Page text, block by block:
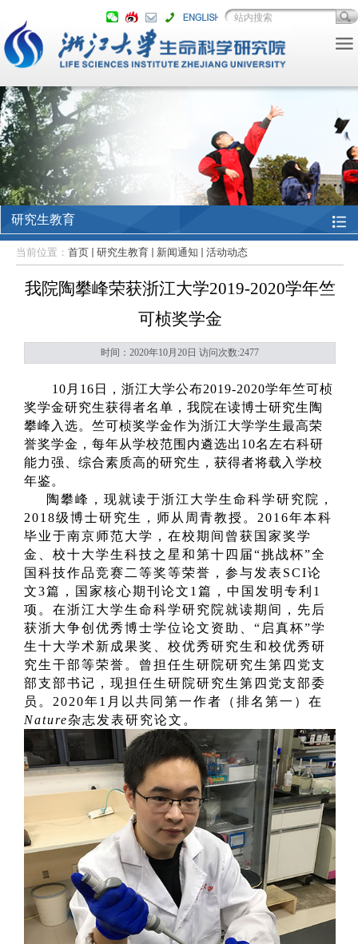
研究生教育
当前位置： 首页 研究生教育 新闻通知 活动动态
我院陶攀峰荣获浙江大学2019-2020学年竺
可桢奖学金
时间：2020年10月20日 访问次数:2477
10月16日，浙江大学公布2019-2020学年竺可桢
奖学金研究生获得者名单，我院在读博士研究生陶
攀峰入选。竺可桢奖学金作为浙江大学学生最高荣
誉奖学金，每年从学校范围内遴选出10名左右科研
能力强、综合素质高的研究生，获得者将载入学校
年鉴。
陶攀峰，现就读于浙江大学生命科学研究院，
2018级博士研究生，师从周青教授。2016年本科
毕业于南京师范大学，在校期间曾获国家奖学
金、校十大学生科技之星和第十四届“挑战杯”全
国科技作品竞赛二等奖等荣誉，参与发表SCI论
文3篇，国家核心期刊论文1篇，中国发明专利1
项。在浙江大学生命科学研究院就读期间，先后
获浙大争创优秀博士学位论文资助、“启真杯”学
生十大学术新成果奖、校优秀研究生和校优秀研
究生干部等荣誉。曾担任生研院研究生第四党支
部支部书记，现担任生研院研究生第四党支部委
员。2020年1月以共同第一作者（排名第一）在
Nature杂志发表研究论文。